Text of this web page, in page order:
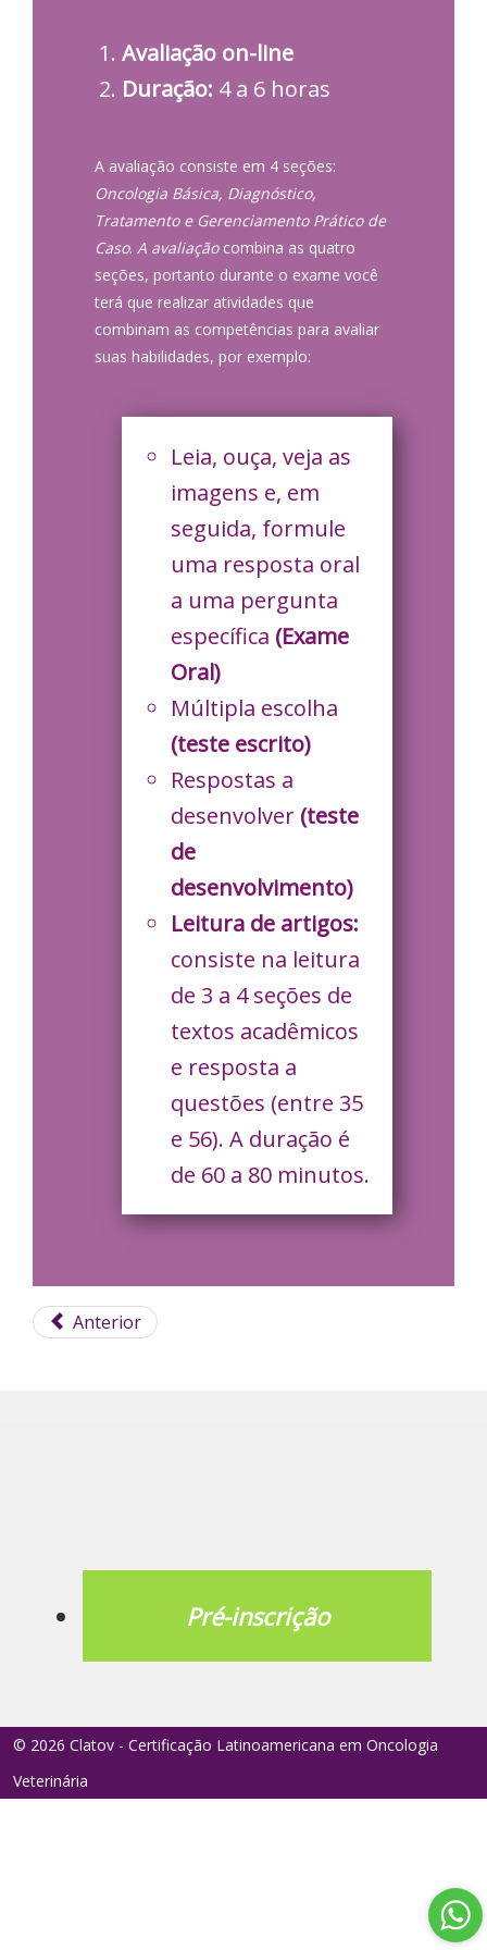
Avaliação on-line
Duração: 4 a 6 horas
A avaliação consiste em 4 seções:
Oncologia Básica, Diagnóstico,
Tratamento e Gerenciamento Prático de
Caso. A avaliaçãocombina as quatro
seções, portanto durante o exame você
terá que realizar atividades que
combinam as competências para avaliar
suas habilidades, por exemplo:
Leia, ouça, veja as
imagens e, em
seguida, formule
uma resposta oral
a uma pergunta
específica (Exame
Oral)
Múltipla escolha
(teste escrito)
Respostas a
desenvolver (teste
de
desenvolvimento)
Leitura de artigos:
consiste na leitura
de 3 a 4 seções de
textos acadêmicos
e resposta a
questões (entre 35
e 56). A duração é
de 60 a 80 minutos.
Anterior
Pré-inscrição
© 2026 Clatov - Certificação Latinoamericana em Oncologia
Veterinária